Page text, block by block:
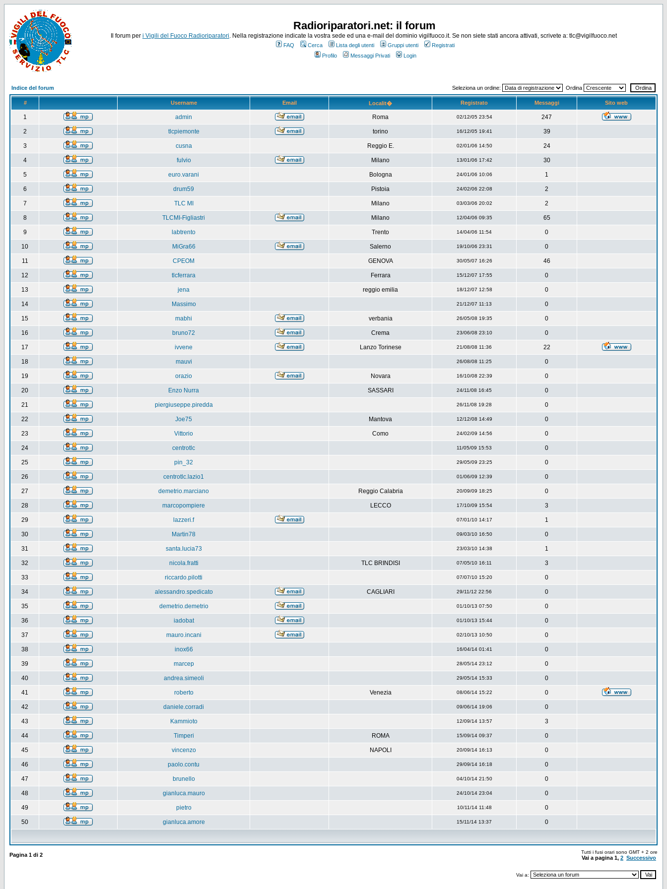
Radioriparatori.net: il forum
Il forum per i Vigili del Fuoco Radioriparatori. Nella registrazione indicate la vostra sede ed una e-mail del dominio vigilfuoco.it. Se non siete stati ancora attivati, scrivete a: tlc@vigilfuoco.net
FAQ Cerca Lista degli utenti Gruppi utenti
Registrati
Profilo
Messaggi Privati Login
Indice del forum Seleziona un ordine: Ordina
# Username Email Localit� Registrato Messaggi Sito web
1 admin Roma 02/12/05 23:54 247
2 tlcpiemonte torino 16/12/05 19:41 39
3 cusna Reggio E. 02/01/06 14:50 24
4 fulvio Milano 13/01/06 17:42 30
5 euro.varani Bologna 24/01/06 10:06 1
6 drum59 Pistoia 24/02/06 22:08 2
7 TLC MI Milano 03/03/06 20:02 2
8 TLCMI-Figliastri Milano 12/04/06 09:35 65
9 labtrento Trento 14/04/06 11:54 0
10 MiGra66 Salerno 19/10/06 23:31 0
11 CPEOM GENOVA 30/05/07 16:26 46
12 tlcferrara Ferrara 15/12/07 17:55 0
13 jena reggio emilia 18/12/07 12:58 0
14 Massimo 21/12/07 11:13 0
15 mabhi verbania 26/05/08 19:35 0
16 bruno72 Crema 23/06/08 23:10 0
17 ivvene Lanzo Torinese 21/08/08 11:36 22
18 mauvi 26/08/08 11:25 0
19 orazio Novara 16/10/08 22:39 0
20 Enzo Nurra SASSARI 24/11/08 16:45 0
21 piergiuseppe.piredda 26/11/08 19:28 0
22 Joe75 Mantova 12/12/08 14:49 0
23 Vittorio Como 24/02/09 14:56 0
24 centrotlc 11/05/09 15:53 0
25 pin_32 29/05/09 23:25 0
26 centrotlc.lazio1 01/06/09 12:39 0
27 demetrio.marciano Reggio Calabria 20/09/09 18:25 0
28 marcopompiere LECCO 17/10/09 15:54 3
29 lazzeri.f 07/01/10 14:17 1
30 Martin78 09/03/10 16:50 0
31 santa.lucia73 23/03/10 14:38 1
32 nicola.fratti TLC BRINDISI 07/05/10 16:11 3
33 riccardo.pilotti 07/07/10 15:20 0
34 alessandro.spedicato CAGLIARI 29/11/12 22:56 0
35 demetrio.demetrio 01/10/13 07:50 0
36 iadobat 01/10/13 15:44 0
37 mauro.incani 02/10/13 10:50 0
38 inox66 16/04/14 01:41 0
39 marcep 28/05/14 23:12 0
40 andrea.simeoli 29/05/14 15:33 0
41 roberto Venezia 08/06/14 15:22 0
42 daniele.corradi 09/06/14 19:06 0
43 Kammioto 12/09/14 13:57 3
44 Timperi ROMA 15/09/14 09:37 0
45 vincenzo NAPOLI 20/09/14 16:13 0
46 paolo.contu 29/09/14 16:18 0
47 brunello 04/10/14 21:50 0
48 gianluca.mauro 24/10/14 23:04 0
49 pietro 10/11/14 11:48 0
50 gianluca.amore 15/11/14 13:37 0
Pagina 1 di 2 Tutti i fusi orari sono GMT + 2 ore
Vai a pagina 1, 2 Successivo
Vai a: